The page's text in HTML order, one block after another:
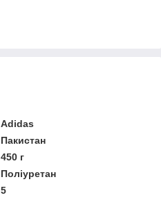
Adidas
Пакистан
450 г
Поліуретан
5